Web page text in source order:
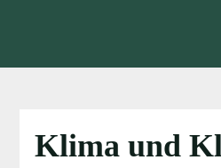
Klima und